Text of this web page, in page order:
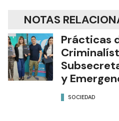
NOTAS
Prácticas
y
SOCIEDAD